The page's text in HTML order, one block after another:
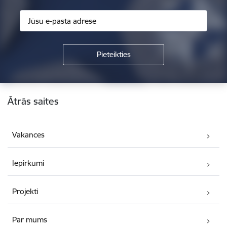
Kājene
Ātrās saites
Vakances
Iepirkumi
Projekti
Par mums